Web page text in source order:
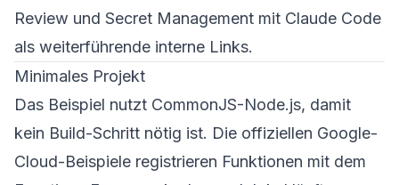
Review und Secret Management mit Claude Code
als weiterführende interne Links.
Minimales Projekt
Das Beispiel nutzt CommonJS-Node.js, damit
kein Build-Schritt nötig ist. Die offiziellen Google-
Cloud-Beispiele registrieren Funktionen mit dem